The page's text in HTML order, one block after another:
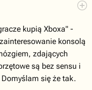
kupią Xboxa" -
konsolą
zdających
są bez sensu i
się że tak.